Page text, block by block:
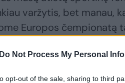
Do Not Process My Personal
opt-out of the sale, sharing to third
varžytis, bet manau,
Europos čempionatą
sukryžiavę pirštus
– sakė Lietuvos